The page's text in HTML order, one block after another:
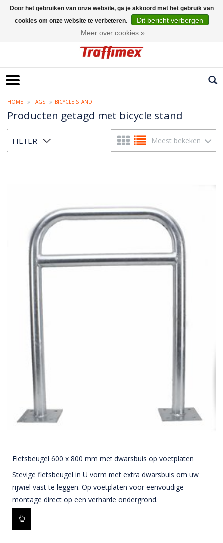
HOME TAGS BICYCLE STAND
Producten getagd met bicycle stand
FILTER Meest bekeken
Fietsbeugel 600 x 800 mm met dwarsbuis op voetplaten
Stevige fietsbeugel in U vorm met extra dwarsbuis om uw
rijwiel vast te leggen. Op voetplaten voor eenvoudige
montage direct op een verharde ondergrond.
Door het gebruiken van onze website, ga je akkoord met het gebruik van
cookies om onze website te verbeteren.
Dit bericht verbergen
Meer over cookies »